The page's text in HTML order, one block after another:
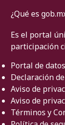
¿Qué es
Es el portal
participación
Portal de
Declaración
Aviso de
Aviso de
Términos y